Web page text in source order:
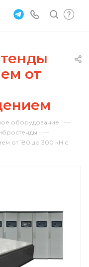
от
оборудование —
—
от 180 до 300 кН с